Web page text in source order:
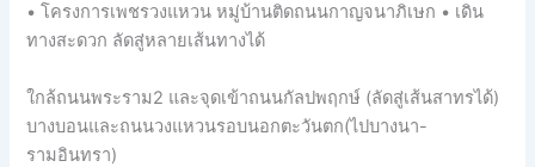
• โครงการเพชรวงแหวน หมู่บ้านติดถนนกาญจนาภิเษก • เดิน
ทางสะดวก ลัดสู่หลายเส้นทางได้
ใกล้ถนนพระราม2 และจุดเข้าถนนกัลปพฤกษ์ (ลัดสู่เส้นสาทรได้)
บางบอนและถนนวงแหวนรอบนอกตะวันตก(ไปบางนา-
รามอินทรา)